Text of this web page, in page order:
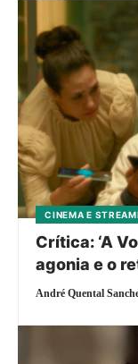
CINEMA E
Crítica: ‘A
agonia e o
André Quental